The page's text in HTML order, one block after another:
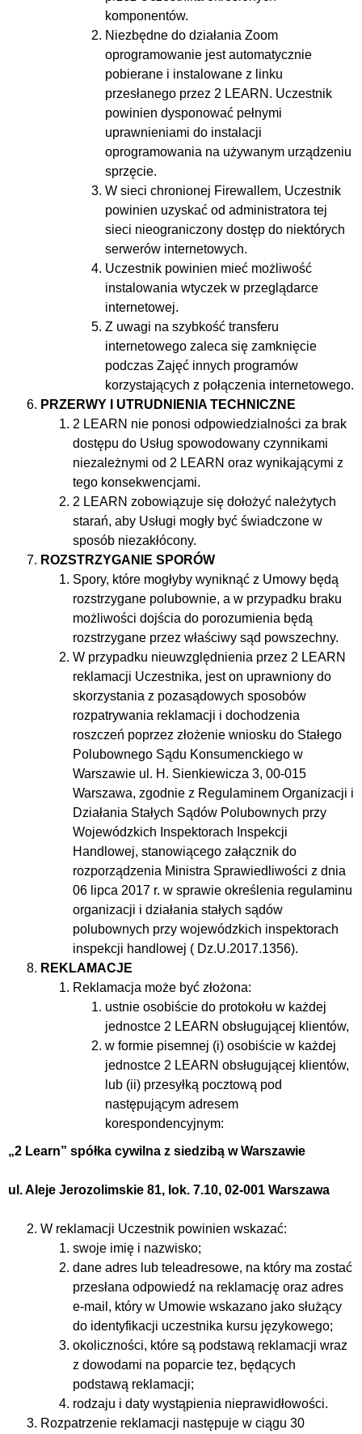
komponentów.
Niezbędne do działania Zoom
oprogramowanie jest automatycznie
pobierane i instalowane z linku
przesłanego przez 2 LEARN. Uczestnik
powinien dysponować pełnymi
uprawnieniami do instalacji
oprogramowania na używanym urządzeniu
sprzęcie.
W sieci chronionej Firewallem, Uczestnik
powinien uzyskać od administratora tej
sieci nieograniczony dostęp do niektórych
serwerów internetowych.
Uczestnik powinien mieć możliwość
instalowania wtyczek w przeglądarce
internetowej.
Z uwagi na szybkość transferu
internetowego zaleca się zamknięcie
podczas Zajęć innych programów
korzystających z połączenia internetowego.
PRZERWY I UTRUDNIENIA TECHNICZNE
2 LEARN nie ponosi odpowiedzialności za brak
dostępu do Usług spowodowany czynnikami
niezależnymi od 2 LEARN oraz wynikającymi z
tego konsekwencjami.
2 LEARN zobowiązuje się dołożyć należytych
starań, aby Usługi mogły być świadczone w
sposób niezakłócony.
ROZSTRZYGANIE SPORÓW
Spory, które mogłyby wyniknąć z Umowy będą
rozstrzygane polubownie, a w przypadku braku
możliwości dojścia do porozumienia będą
rozstrzygane przez właściwy sąd powszechny.
W przypadku nieuwzględnienia przez 2 LEARN
reklamacji Uczestnika, jest on uprawniony do
skorzystania z pozasądowych sposobów
rozpatrywania reklamacji i dochodzenia
roszczeń poprzez złożenie wniosku do Stałego
Polubownego Sądu Konsumenckiego w
Warszawie ul. H. Sienkiewicza 3, 00-015
Warszawa, zgodnie z Regulaminem Organizacji i
Działania Stałych Sądów Polubownych przy
Wojewódzkich Inspektorach Inspekcji
Handlowej, stanowiącego załącznik do
rozporządzenia Ministra Sprawiedliwości z dnia
06 lipca 2017 r. w sprawie określenia regulaminu
organizacji i działania stałych sądów
polubownych przy wojewódzkich inspektorach
inspekcji handlowej ( Dz.U.2017.1356).
REKLAMACJE
Reklamacja może być złożona:
ustnie osobiście do protokołu w każdej
jednostce 2 LEARN obsługującej klientów,
w formie pisemnej (i) osobiście w każdej
jednostce 2 LEARN obsługującej klientów,
lub (ii) przesyłką pocztową pod
następującym adresem
korespondencyjnym:
„2 Learn” spółka cywilna z siedzibą w Warszawie
ul. Aleje Jerozolimskie 81, lok. 7.10, 02-001 Warszawa
W reklamacji Uczestnik powinien wskazać:
swoje imię i nazwisko;
dane adres lub teleadresowe, na który ma zostać
przesłana odpowiedź na reklamację oraz adres
e-mail, który w Umowie wskazano jako służący
do identyfikacji uczestnika kursu językowego;
okoliczności, które są podstawą reklamacji wraz
z dowodami na poparcie tez, będących
podstawą reklamacji;
rodzaju i daty wystąpienia nieprawidłowości.
Rozpatrzenie reklamacji następuje w ciągu 30